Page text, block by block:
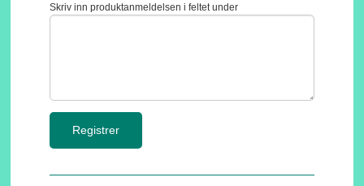
Skriv inn produktanmeldelsen i feltet under